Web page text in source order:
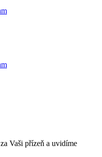
Vaši přízeň a uvidíme